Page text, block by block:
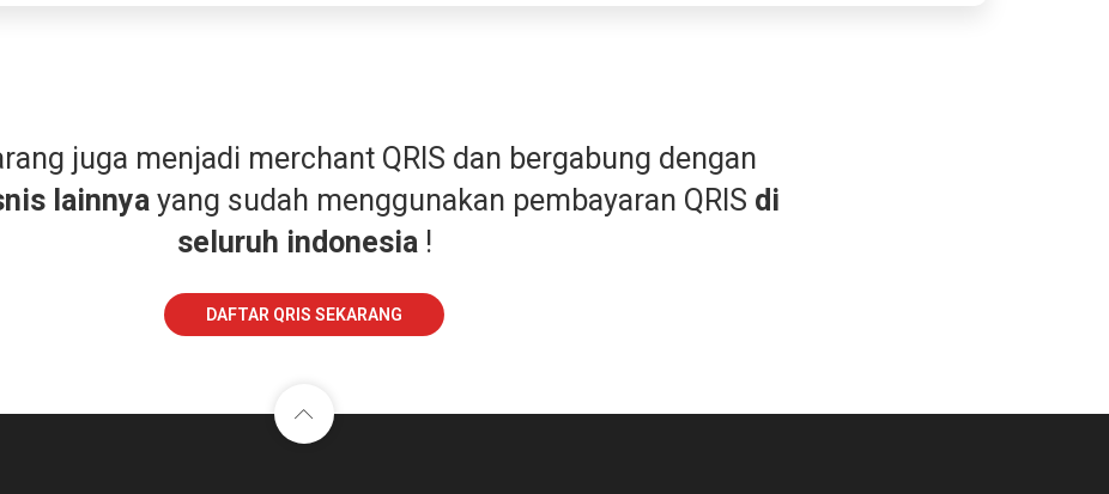
juga menjadi merchant QRIS dan bergabung dengan
lainnya yang sudah menggunakan pembayaran QRIS di
seluruh indonesia!
DAFTAR QRIS SEKARANG